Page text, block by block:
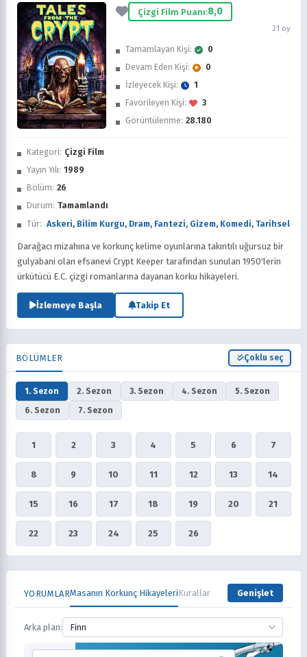
İzledim
Favorilere Ekle
Sonra İzle
Çizgi Film Puanı:8,0
21 oy
Kategori: Çizgi Film
Yayın Yılı: 1989
Bölüm: 26
Durum: Tamamlandı
Tür: Askeri, Bilim Kurgu, Dram, Fantezi, Gizem, Komedi, Tarihsel
Tamamlayan Kişi:
0
Devam Eden Kişi:
0
İzleyecek Kişi:
1
Favorileyen Kişi:
3
Görüntülenme: 28.180
Darağacı mizahına ve korkunç kelime oyunlarına takıntılı uğursuz bir
gulyabani olan efsanevi Crypt Keeper tarafından sunulan 1950'lerin
ürkütücü E.C. çizgi romanlarına dayanan korku hikayeleri.
İzlemeye Başla Takip Et
BÖLÜMLER Çoklu seç
1. Sezon 2. Sezon 3. Sezon 4. Sezon
5. Sezon
6. Sezon
7. Sezon
1 2 3 4 5 6 7
8 9 10 11 12 13 14
15 16 17 18 19 20 21
22 23 24 25 26
YORUMLARMasanın Korkunç HikayeleriKurallar Genişlet
Arka plan: Finn